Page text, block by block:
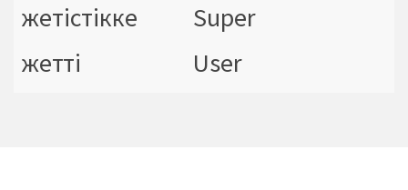
жетістікке
жетті
Super
User